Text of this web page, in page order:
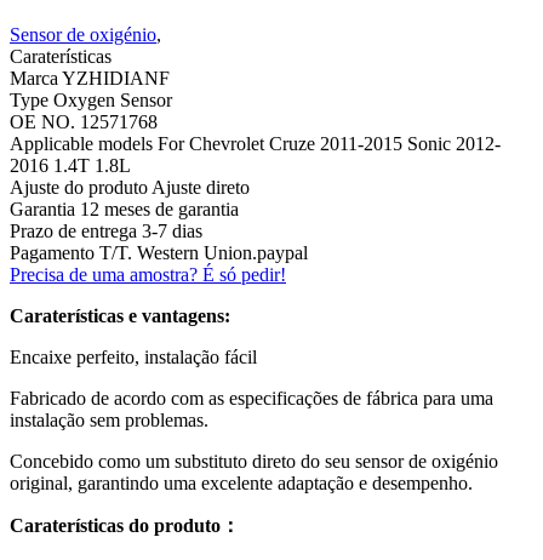
Sensor de oxigénio,
Caraterísticas
Marca YZHIDIANF
Type Oxygen Sensor
OE NO. 12571768
Applicable models For Chevrolet Cruze 2011-2015 Sonic 2012-
2016 1.4T 1.8L
Ajuste do produto Ajuste direto
Garantia 12 meses de garantia
Prazo de entrega 3-7 dias
Pagamento T/T. Western Union.paypal
Precisa de uma amostra? É só pedir!
Caraterísticas e vantagens:
Encaixe perfeito, instalação fácil
Fabricado de acordo com as especificações de fábrica para uma
instalação sem problemas.
Concebido como um substituto direto do seu sensor de oxigénio
original, garantindo uma excelente adaptação e desempenho.
Caraterísticas do produto：